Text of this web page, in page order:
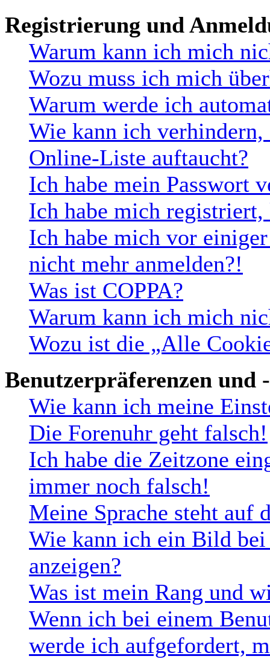
Registrierung und
Warum kann ich mich
Wozu muss ich mich
Warum werde ich
Wie kann ich verhindern,
Online-Liste auftaucht?
Ich habe mein Passwort
Ich habe mich
Ich habe mich vor
nicht mehr anmelden?!
Was ist COPPA?
Warum kann ich mich
Wozu ist die „Alle
Benutzerpräferenzen und
Wie kann ich meine
Die Forenuhr geht falsch!
Ich habe die Zeitzone
immer noch falsch!
Meine Sprache steht auf
Wie kann ich ein Bild
anzeigen?
Was ist mein Rang und
Wenn ich bei einem
werde ich aufgefordert,